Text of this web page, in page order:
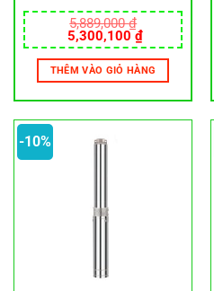
5,889,000₫
Giá
gốc
là:
5,889,000 ₫.
5,300,100 ₫Giá
hiện
tại
là:
5,300,100 ₫.
THÊM VÀO GIỎ HÀNG
-10%